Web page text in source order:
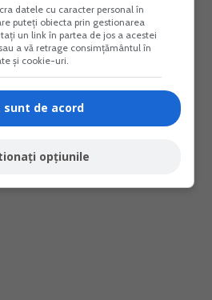
la sectiunea Datorie
datele cu caracter personal în
puteți obiecta prin gestionarea
un link în partea de jos a acestei
a vă retrage consimțământul în
și cookie-uri.
sunt de acord
opțiunile